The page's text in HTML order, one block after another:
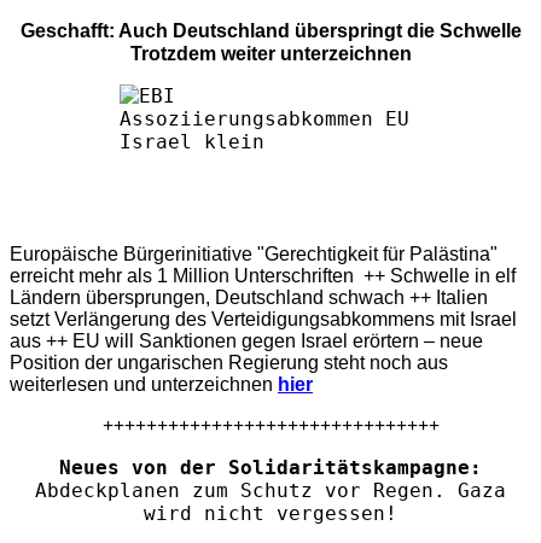
Geschafft: Auch Deutschland überspringt die Schwelle
Trotzdem weiter unterzeichnen
Europäische Bürgerinitiative "Gerechtigkeit für Palästina"
erreicht mehr als 1 Million Unterschriften ++ Schwelle in elf
Ländern übersprungen, Deutschland schwach ++ Italien
setzt Verlängerung des Verteidigungsabkommens mit Israel
aus ++ EU will Sanktionen gegen Israel erörtern – neue
Position der ungarischen Regierung steht noch aus
weiterlesen und unterzeichnen hier
+++++++++++++++++++++++++++++++
Neues von der Solidaritätskampagne:
Abdeckplanen zum Schutz vor Regen. Gaza
wird nicht vergessen!